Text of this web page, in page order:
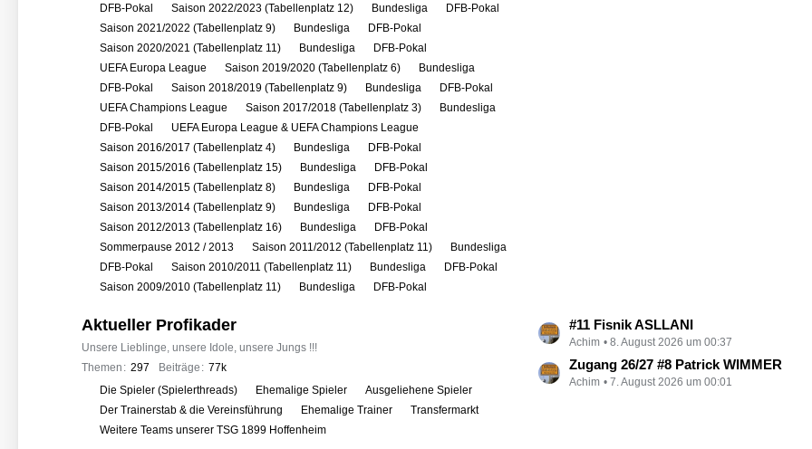
DFB-Pokal
Saison 2022/2023 (Tabellenplatz 12) Bundesliga
DFB-Pokal
Saison 2021/2022 (Tabellenplatz 9)
Bundesliga
DFB-Pokal
Saison 2020/2021 (Tabellenplatz 11)
Bundesliga
DFB-Pokal
UEFA Europa League
Saison 2019/2020 (Tabellenplatz 6)
Bundesliga
DFB-Pokal
Saison 2018/2019 (Tabellenplatz 9) Bundesliga
DFB-Pokal
UEFA Champions League
Saison 2017/2018 (Tabellenplatz 3)
Bundesliga
DFB-Pokal
UEFA Europa League & UEFA Champions League
Saison 2016/2017 (Tabellenplatz 4)
Bundesliga
DFB-Pokal
Saison 2015/2016 (Tabellenplatz 15)
Bundesliga
DFB-Pokal
Saison 2014/2015 (Tabellenplatz 8)
Bundesliga
DFB-Pokal
Saison 2013/2014 (Tabellenplatz 9)
Bundesliga
DFB-Pokal
Saison 2012/2013 (Tabellenplatz 16)
Bundesliga
DFB-Pokal
Sommerpause 2012 / 2013
Saison 2011/2012 (Tabellenplatz 11)
Bundesliga
DFB-Pokal
Saison 2010/2011 (Tabellenplatz 11) Bundesliga
DFB-Pokal
Saison 2009/2010 (Tabellenplatz 11)
Bundesliga DFB-Pokal
Aktueller Profikader
Unsere Lieblinge, unsere Idole, unsere Jungs !!!
Themen
297 Beiträge 77k
L
e
t
z
#11 Fisnik ASLLANI
Achim 8. August 2026 um 00:37
Zugang 26/27 #8 Patrick WIMMER
Achim 7. August 2026 um 00:01
Die Spieler (Spielerthreads) Ehemalige Spieler
Ausgeliehene Spieler
Der Trainerstab & die Vereinsführung
Ehemalige Trainer
Transfermarkt
Weitere Teams unserer TSG 1899 Hoffenheim